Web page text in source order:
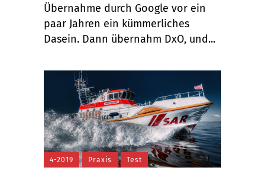
Übernahme durch Google vor ein
paar Jahren ein kümmerliches
Dasein. Dann übernahm DxO, und...
4-2019 Praxis Test